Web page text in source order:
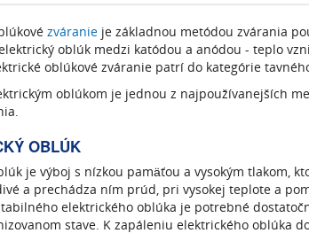
zváranieje základnou metódou zvárania
oblúk medzi katódou a anódou - teplo
oblúkové zváranie patrí do kategórie
oblúkom je jednou z najpoužívanejších
OBLÚK
je výboj s nízkou pamäťou a vysokým tlakom,
a prechádza ním prúd, pri vysokej teplote a
elektrického oblúka je potrebné
stave. K zapáleniu elektrického oblúka